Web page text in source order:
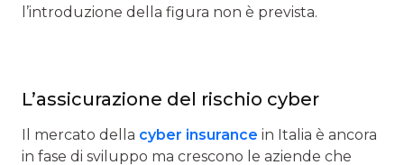
l’introduzione della figura non è prevista.
L’assicurazione del rischio cyber
Il mercato della cyber insurance in Italia è ancora
in fase di sviluppo ma crescono le aziende che